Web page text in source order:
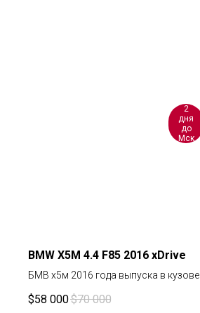
2
дня
до
Мск
BMW X5M 4.4 F85 2016 xDrive
БМВ х5м 2016 года выпуска в кузове
складе в Ереване. Доставка 1-2 дня до
$58 000$70 000